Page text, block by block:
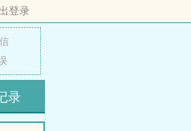
登录
录